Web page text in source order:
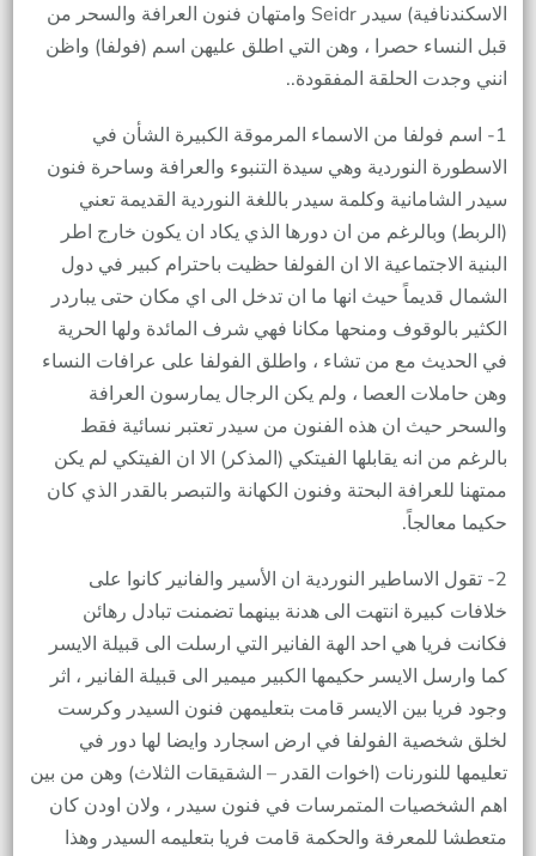
الاسكندنافية) سيدر Seidr وامتهان فنون العرافة والسحر من
قبل النساء حصرا ، وهن التي اطلق عليهن اسم (فولفا) واظن
انني وجدت الحلقة المفقودة..
1- اسم فولفا من الاسماء المرموقة الكبيرة الشأن في
الاسطورة النوردية وهي سيدة التنبوء والعرافة وساحرة فنون
سيدر الشامانية وكلمة سيدر باللغة النوردية القديمة تعني
(الربط) وبالرغم من ان دورها الذي يكاد ان يكون خارج اطر
البنية الاجتماعية الا ان الفولفا حظيت باحترام كبير في دول
الشمال قديماً حيث انها ما ان تدخل الى اي مكان حتى يباردر
الكثير بالوقوف ومنحها مكانا فهي شرف المائدة ولها الحرية
في الحديث مع من تشاء ، واطلق الفولفا على عرافات النساء
وهن حاملات العصا ، ولم يكن الرجال يمارسون العرافة
والسحر حيث ان هذه الفنون من سيدر تعتبر نسائية فقط
بالرغم من انه يقابلها الفيتكي (المذكر) الا ان الفيتكي لم يكن
ممتهنا للعرافة البحتة وفنون الكهانة والتبصر بالقدر الذي كان
حكيما معالجاً.
2- تقول الاساطير النوردية ان الأسير والفانير كانوا على
خلافات كبيرة انتهت الى هدنة بينهما تضمنت تبادل رهائن
فكانت فريا هي احد الهة الفانير التي ارسلت الى قبيلة الايسر
كما وارسل الايسر حكيمها الكبير ميمير الى قبيلة الفانير ، اثر
وجود فريا بين الايسر قامت بتعليمهن فنون السيدر وكرست
لخلق شخصية الفولفا في ارض اسجارد وايضا لها دور في
تعليمها للنورنات (اخوات القدر – الشقيقات الثلاث) وهن من بين
اهم الشخصيات المتمرسات في فنون سيدر ، ولان اودن كان
متعطشا للمعرفة والحكمة قامت فريا بتعليمه السيدر وهذا